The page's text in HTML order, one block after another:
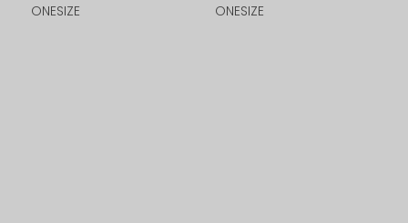
ONESIZE ONESIZE